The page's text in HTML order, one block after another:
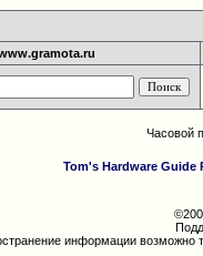
Часовой
Tom's Hardware Guide
информации возможно